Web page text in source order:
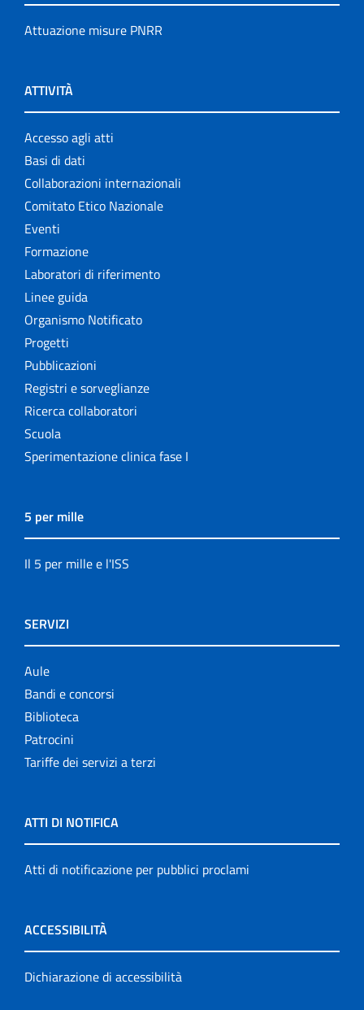
Attuazione misure PNRR
ATTIVITÀ
Accesso agli atti
Basi di dati
Collaborazioni internazionali
Comitato Etico Nazionale
Eventi
Formazione
Laboratori di riferimento
Linee guida
Organismo Notificato
Progetti
Pubblicazioni
Registri e sorveglianze
Ricerca collaboratori
Scuola
Sperimentazione clinica fase I
5 per mille
Il 5 per mille e l'ISS
SERVIZI
Aule
Bandi e concorsi
Biblioteca
Patrocini
Tariffe dei servizi a terzi
ATTI DI NOTIFICA
Atti di notificazione per pubblici proclami
ACCESSIBILITÀ
Dichiarazione di accessibilità